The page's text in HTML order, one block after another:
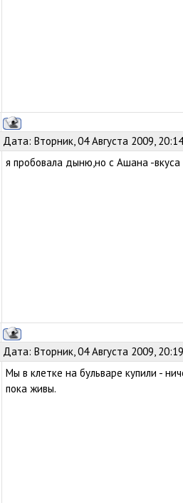
Дата: Вторник, 04 Августа 2009,
я пробовала дыню,но с Ашана -вкуса
Дата: Вторник, 04 Августа 2009,
Мы в клетке на бульваре купили -
пока живы.